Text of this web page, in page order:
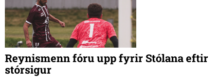
Reynismenn fóru upp fyrir Stólana eftir
stórsigur